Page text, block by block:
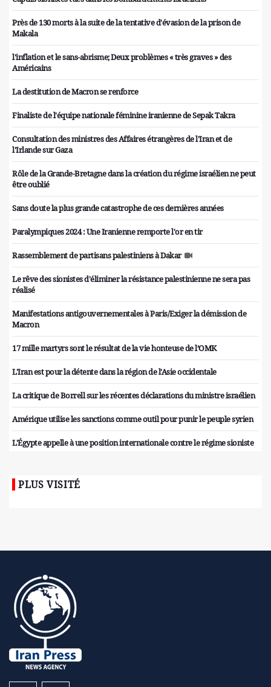
Près de 130 morts à la suite de la tentative d'évasion de la prison de
Makala
l'inflation et le sans-abrisme; Deux problèmes « très graves » des
Américains
La destitution de Macron se renforce
Finaliste de l'équipe nationale féminine iranienne de Sepak Takra
Consultation des ministres des Affaires étrangères de l'Iran et de
l'Irlande sur Gaza
Rôle de la Grande-Bretagne dans la création du régime israélien ne peut
être oublié
Sans doute la plus grande catastrophe de ces dernières années
Paralympiques 2024 : Une Iranienne remporte l'or en tir
Rassemblement de partisans palestiniens à Dakar
Le rêve des sionistes d'éliminer la résistance palestinienne ne sera pas
réalisé
Manifestations antigouvernementales à Paris/Exiger la démission de
Macron
17 mille martyrs sont le résultat de la vie honteuse de l’OMK
L'Iran est pour la détente dans la région de l'Asie occidentale
La critique de Borrell sur les récentes déclarations du ministre israélien
Amérique utilise les sanctions comme outil pour punir le peuple syrien
L'Égypte appelle à une position internationale contre le régime sioniste
PLUS VISITÉ